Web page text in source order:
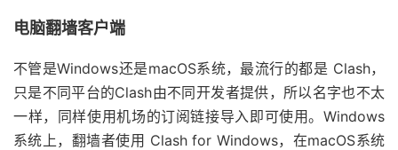
电脑翻墙客户端
不管是Windows还是macOS系统，最流行的都是 Clash，
只是不同平台的Clash由不同开发者提供，所以名字也不太
一样，同样使用机场的订阅链接导入即可使用。Windows
系统上，翻墙者使用 Clash for Windows，在macOS系统